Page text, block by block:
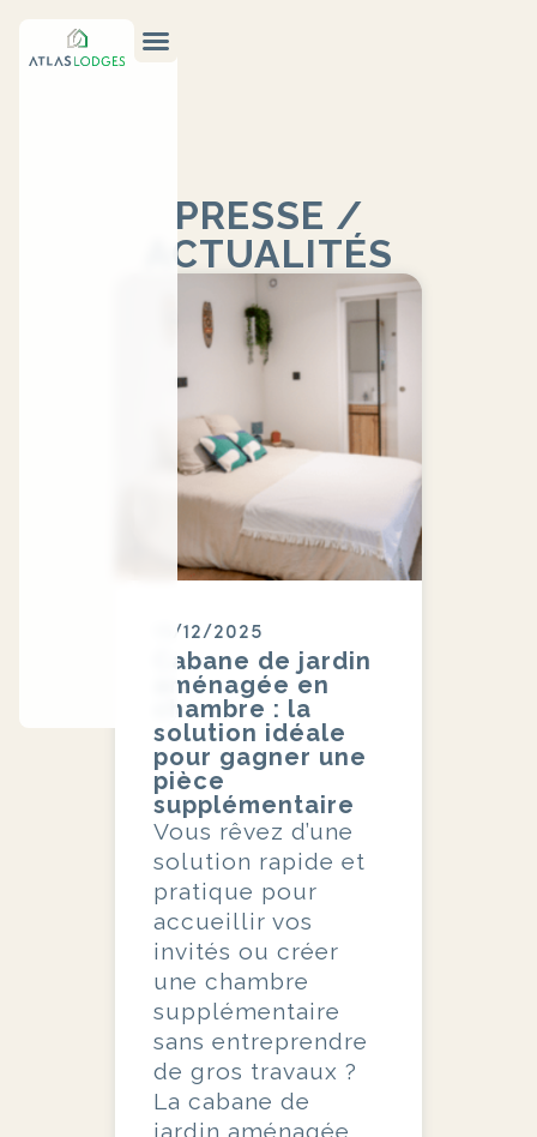
PRESSE /
ACTUALITÉS
15/12/2025
Cabane de jardin
aménagée en
chambre : la
solution idéale
pour gagner une
pièce
supplémentaire
Vous rêvez d’une
solution rapide et
pratique pour
accueillir vos
invités ou créer
une chambre
supplémentaire
sans entreprendre
de gros travaux ?
La cabane de
jardin aménagée